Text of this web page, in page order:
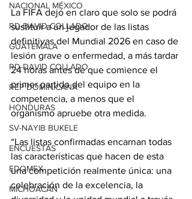
NACIONAL MÉXICO
RD-DAVID COLLADO
GUATEMALA
RD-DAVID COLLADO
REP DOMINICANA
HONDURAS
SV-NAYIB BUKELE
ENCUESTAS
EDOMEX
MICHOACÁN
La FIFA dejó en claro que solo se podrá
sustituir a un jugador de las listas
definitivas del Mundial 2026 en caso de
lesión grave o enfermedad, a más tardar
24 horas antes de que comience el
primer partido del equipo en la
competencia, a menos que el
organismo apruebe otra medida.
“Las listas confirmadas encarnan todas
las características que hacen de esta
una competición realmente única: una
celebración de la excelencia, la